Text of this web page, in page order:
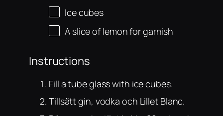
Ice cubes
A slice of lemon for garnish
Instructions
Fill a tube glass with ice cubes.
Tillsätt gin, vodka och Lillet Blanc.